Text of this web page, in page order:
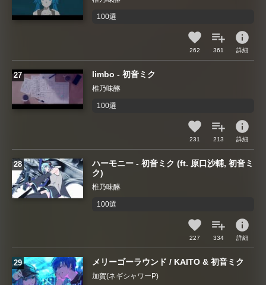
100選
262 361
info
詳細
limbo - 初音ミク
椎乃味醂
100選
231 213
info
詳細
ハーモニー - 初音ミク (ft. 原口沙輔, 初音ミ
ク)
椎乃味醂
100選
227 334
info
詳細
メリーゴーラウンド / KAITO & 初音ミク
加賀(ネギシャワーP)